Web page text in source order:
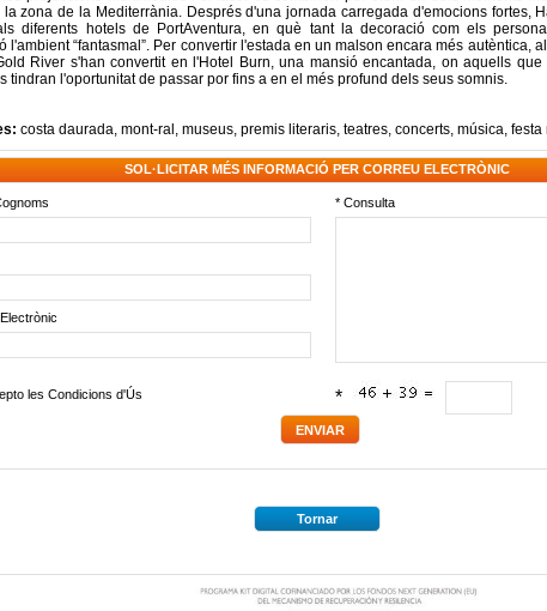
la zona de la Mediterrània. Després d'una jornada carregada d'emocions fortes,
diferents hotels de PortAventura, en què tant la decoració com els
l'ambient “fantasmal”. Per convertir l'estada en un malson encara més autèntica,
River s'han convertit en l'Hotel Burn, una mansió encantada, on aquells
tindran l'oportunitat de passar por fins a en el més profund dels seus somnis.
costa daurada, mont-ral , museus, premis literaris, teatres, concerts, música, festa
SOL·LICITAR MÉS INFORMACIÓ PER CORREU ELECTRÒNIC
* Consulta
les Condicions d'Ús *
Tornar